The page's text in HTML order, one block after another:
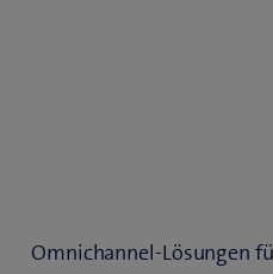
Omnichannel-Lösungen